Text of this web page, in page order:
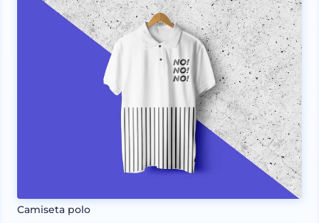
Camiseta polo